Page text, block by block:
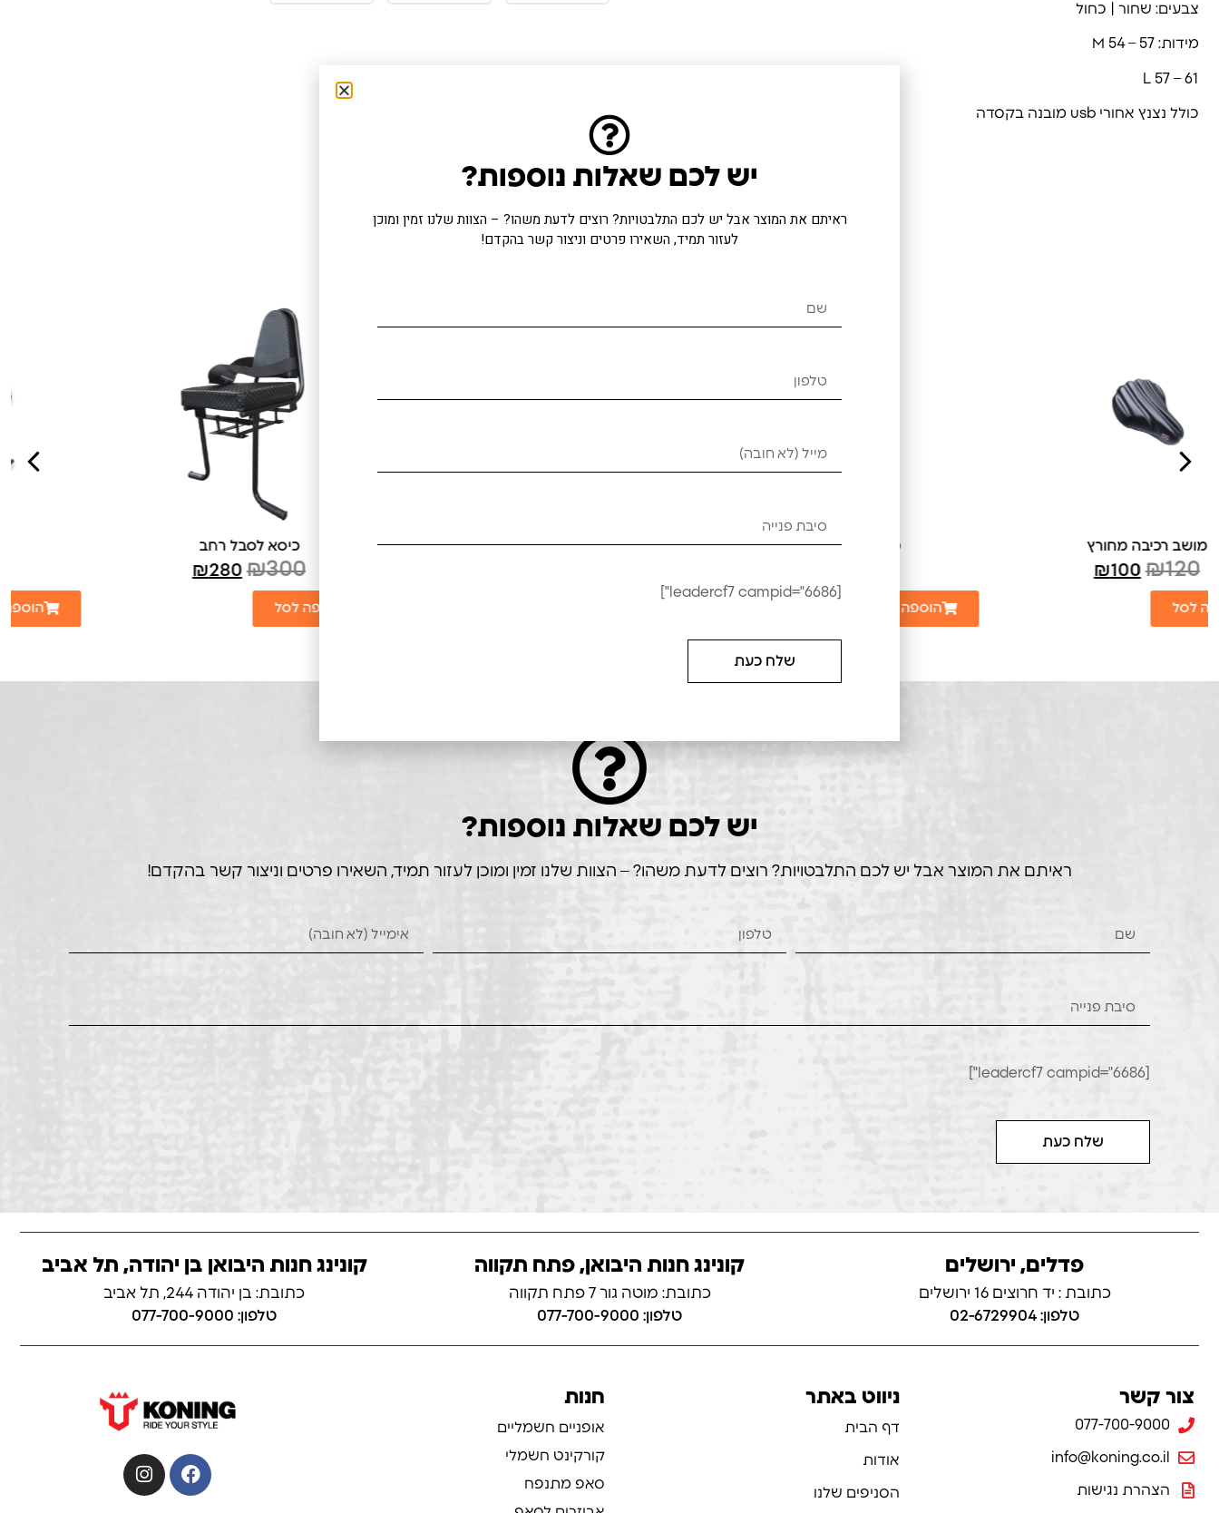
צבעים: שחור | כחול
מידות: M 54 – 57
L 57 – 61
כולל נצנץ אחורי usb מובנה בקסדה
מוצרים מומלצים
מושב רכיבה רחב
170
מושב רכיבה כיסא לסבל רחב
270
יש לכם שאלות נוספות?
ראיתם את המוצר אבל יש לכם התלבטויות? רוצים לדעת משהו? – הצוות שלנו זמין ומוכן לעזור תמיד, השאירו פרטים וניצור קשר בהקדם!
שלח כעת
פדלים, ירושלים
כתובת : יד חרוצים 16 ירושלים
טלפון: 02-6729904
קונינג חנות היבואן, פתח תקווה
כתובת: מוטה גור 7 פתח תקווה
טלפון: 077-700-9000
קונינג חנות היבואן בן יהודה, תל אביב
כתובת: בן יהודה 244, תל אביב
טלפון: 077-700-9000
צור קשר
077-700-9000
info@koning.co.il
הצהרת נגישות
ניווט באתר
דף הבית
אודות
הסניפים שלנו
חנות
אופניים חשמליים
קורקינט חשמלי
סאפ מתנפח
יש לכם שאלות נוספות?
ראיתם את המוצר אבל יש לכם התלבטויות? רוצים לדעת משהו? – הצוות שלנו זמין ומוכן
לעזור תמיד, השאירו פרטים וניצור קשר בהקדם!
שלח כעת